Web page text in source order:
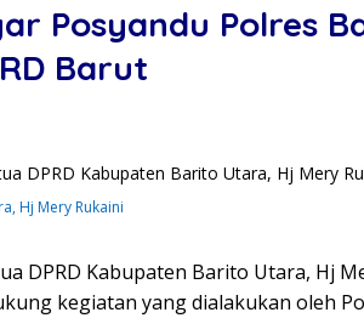
Posyandu Polres
Barut
Hj Mery Rukaini
DPRD Kabupaten Barito Utara, Hj
kegiatan yang dialakukan oleh